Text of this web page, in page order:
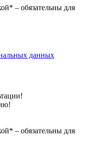
– обязательны для
данных
– обязательны для